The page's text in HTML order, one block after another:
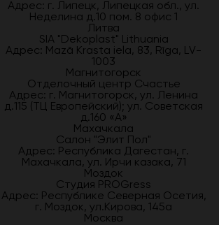
Адрес: г. Липецк, Липецкая обл., ул.
Неделина д.10 пом. 8 офис 1
Литва
SIA "Dekoplast" Lithuania
Адрес: Mazā Krasta iela, 83, Rīga, LV-
1003
Магнитогорск
Отделочный центр Счастье
Адрес: г. Магнитогорск, ул. Ленина
д.115 (ТЦ Европейский); ул. Советская
д.160 «А»
Махачкала
Салон "Элит Пол"
Адрес: Республика Дагестан, г.
Махачкала, ул. Ирчи казака, 71
Моздок
Студия PROGress
Адрес: Республике Северная Осетия,
г. Моздок, ул.Кирова, 145а
Москва